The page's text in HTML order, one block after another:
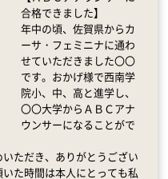
合格できました】
年中の頃、佐賀県からカ
ーサ・フェミニナに通わ
せていただきました〇〇
です。おかげ様で西南学
院小、中、高と進学し、
〇〇大学からＡＢＣアナ
ウンサーになることがで
ただき、ありがとうござい
た時間は本人にとっても私